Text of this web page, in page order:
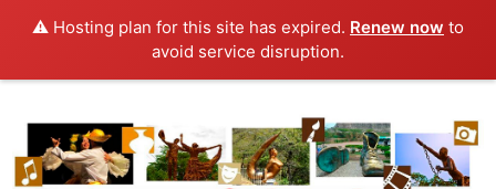
⚠️ Hosting plan for this site has expired. Renew now to
avoid service disruption.